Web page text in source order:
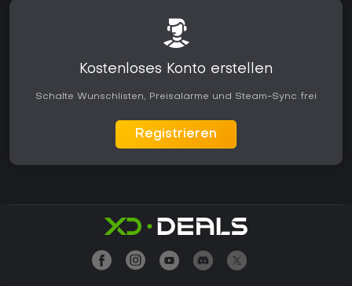
Kostenloses Konto erstellen
Schalte Wunschlisten, Preisalarme und Steam-Sync frei
Registrieren